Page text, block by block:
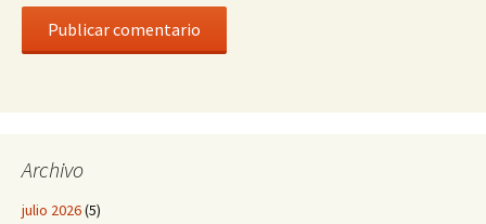
Archivo
julio 2026(5)